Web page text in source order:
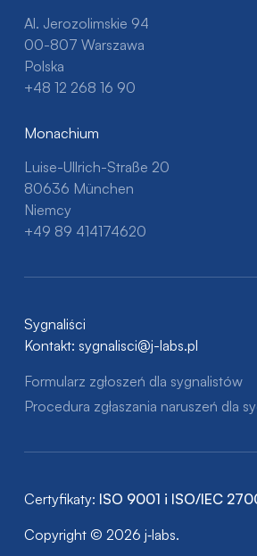
Al. Jerozolimskie 94
00-807 Warszawa
Polska
+48 12 268 16 90
Monachium
Luise-Ullrich-Straße 20
80636 München
Niemcy
+49 89 414174620
Sygnaliści
Kontakt: sygnalisci@j-labs.pl
Formularz zgłoszeń dla sygnalistów
Procedura zgłaszania naruszeń dla
Certyfikaty: ISO 9001 i ISO/IEC
Copyright © 2026 j‑labs.